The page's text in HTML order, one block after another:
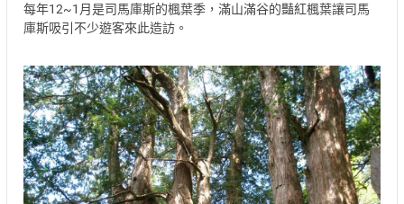
每年12~1月是司馬庫斯的楓葉季，滿山滿谷的豔紅楓葉讓司馬
庫斯吸引不少遊客來此造訪。